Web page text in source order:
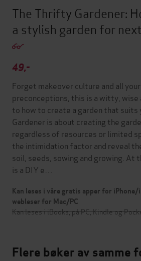
The Thrifty Gardener:
a stylish garden for
49,-
Forget makeover culture and all
preconceptions, this is a witty, wise
to how to create a garden that suits
Gardener is about creating the
regardless of resources or limited
the intimidation factor and reveal
soil, seeds, sowing and growing. At
is a DIY e…
Kan leses i våre gratis apper for
webleser for Mac/PC
Kan leses i iBooks, på PC, Kindle og
Flere bøker av samme